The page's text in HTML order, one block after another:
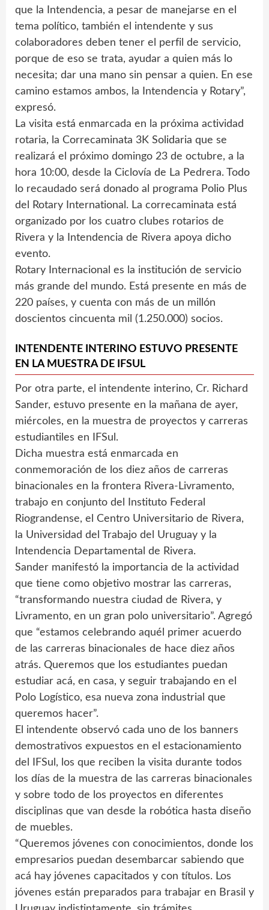
que la Intendencia, a pesar de manejarse en el
tema político, también el intendente y sus
colaboradores deben tener el perfil de servicio,
porque de eso se trata, ayudar a quien más lo
necesita; dar una mano sin pensar a quien. En ese
camino estamos ambos, la Intendencia y Rotary”,
expresó.
La visita está enmarcada en la próxima actividad
rotaria, la Correcaminata 3K Solidaria que se
realizará el próximo domingo 23 de octubre, a la
hora 10:00, desde la Ciclovía de La Pedrera. Todo
lo recaudado será donado al programa Polio Plus
del Rotary International. La correcaminata está
organizado por los cuatro clubes rotarios de
Rivera y la Intendencia de Rivera apoya dicho
evento.
Rotary Internacional es la institución de servicio
más grande del mundo. Está presente en más de
220 países, y cuenta con más de un millón
doscientos cincuenta mil (1.250.000) socios.
INTENDENTE INTERINO ESTUVO PRESENTE
EN LA MUESTRA DE IFSUL
Por otra parte, el intendente interino, Cr. Richard
Sander, estuvo presente en la mañana de ayer,
miércoles, en la muestra de proyectos y carreras
estudiantiles en IFSul.
Dicha muestra está enmarcada en
conmemoración de los diez años de carreras
binacionales en la frontera Rivera-Livramento,
trabajo en conjunto del Instituto Federal
Riograndense, el Centro Universitario de Rivera,
la Universidad del Trabajo del Uruguay y la
Intendencia Departamental de Rivera.
Sander manifestó la importancia de la actividad
que tiene como objetivo mostrar las carreras,
“transformando nuestra ciudad de Rivera, y
Livramento, en un gran polo universitario”. Agregó
que “estamos celebrando aquél primer acuerdo
de las carreras binacionales de hace diez años
atrás. Queremos que los estudiantes puedan
estudiar acá, en casa, y seguir trabajando en el
Polo Logístico, esa nueva zona industrial que
queremos hacer”.
El intendente observó cada uno de los banners
demostrativos expuestos en el estacionamiento
del IFSul, los que reciben la visita durante todos
los días de la muestra de las carreras binacionales
y sobre todo de los proyectos en diferentes
disciplinas que van desde la robótica hasta diseño
de muebles.
“Queremos jóvenes con conocimientos, donde los
empresarios puedan desembarcar sabiendo que
acá hay jóvenes capacitados y con títulos. Los
jóvenes están preparados para trabajar en Brasil y